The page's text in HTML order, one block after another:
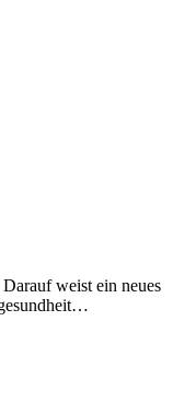
weist ein neues